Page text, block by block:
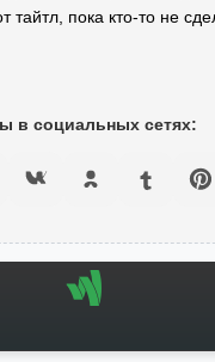
тайтл, пока кто-то не
в социальных сетях: